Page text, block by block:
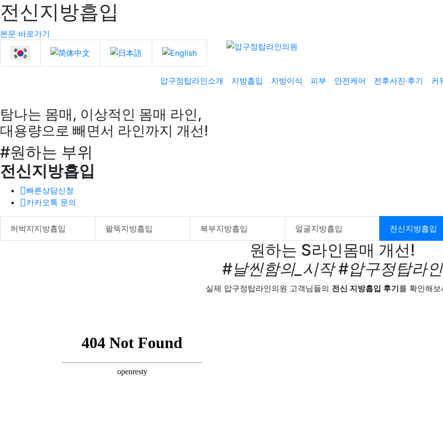
전신지방흡입
본문 바로가기
압구정탑라인소개 지방흡입 지방이식 피부 안전케어 전후사진·후기 커
탐나는 몸매, 이상적인 몸매 라인,
대용량으로 빼면서 라인까지 개선!
#원하는 부위
전신지방흡입
빠른상담신청
카카오톡 문의
허벅지지방흡입 팔뚝지방흡입 복부지방흡입 얼굴지방흡입 전신지방흡입
원하는 S라인몸매 개선!
#날씬함의_시작 #압구정탑라인
실제 압구정탑라인의원 고객님들의 전신 지방흡입 후기를 확인해보